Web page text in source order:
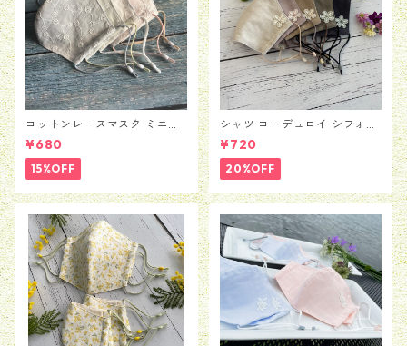
コットンレースマスク ミニマ
ムフラワー柄
¥680
15%OFF
シャツ コーデュロイ シフォン
フラワー マスク
¥720
20%OFF